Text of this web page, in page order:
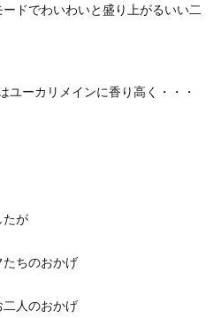
ドでわいわいと盛り上がるいい二
ユーカリメインに香り高く・・・
たが
ちのおかげ
人のおかげ